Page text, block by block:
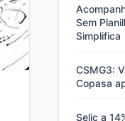
Sem
Simplifica
CSMG3:
Copasa
Selic a